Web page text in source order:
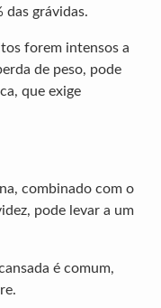
das grávidas.
forem intensos a
de peso, pode
que exige
combinado com o
pode levar a um
é comum,